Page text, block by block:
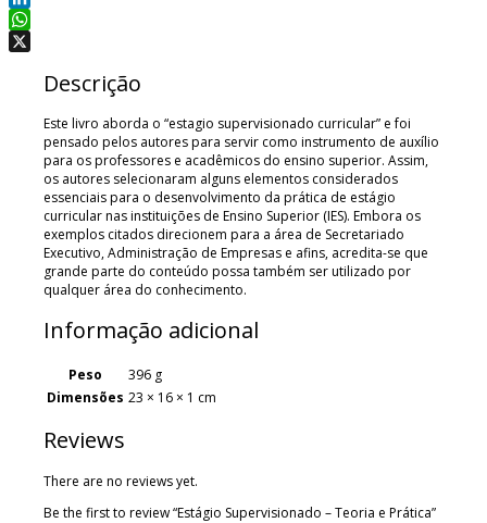
LinkedIn
WhatsApp
Descrição
Este livro aborda o “estagio supervisionado curricular” e foi
pensado pelos autores para servir como instrumento de auxílio
para os professores e acadêmicos do ensino superior. Assim,
os autores selecionaram alguns elementos considerados
essenciais para o desenvolvimento da prática de estágio
curricular nas instituições de Ensino Superior (IES). Embora os
exemplos citados direcionem para a área de Secretariado
Executivo, Administração de Empresas e afins, acredita-se que
grande parte do conteúdo possa também ser utilizado por
qualquer área do conhecimento.
Informação adicional
Peso
396 g
Dimensões 23 × 16 × 1 cm
Reviews
There are no reviews yet.
Be the first to review “Estágio Supervisionado – Teoria e Prática”